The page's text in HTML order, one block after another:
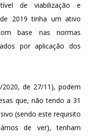
de viabilização e
2019 tinha um ativo
base nas normas
por aplicação dos
de 27/11), podem
que, não tendo a 31
(sendo este requisito
de ver), tenham